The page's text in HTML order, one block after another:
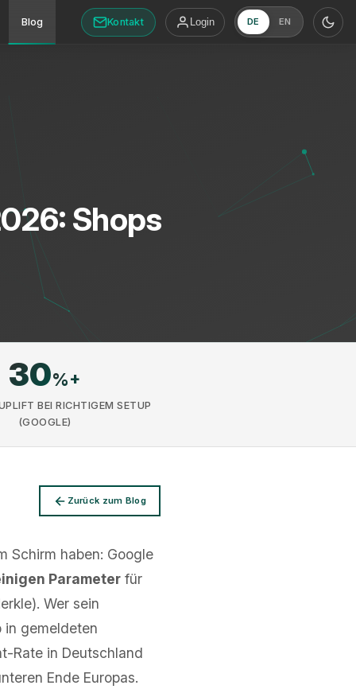
Blog Kontakt Login DE EN
Shops
30%+
BEI RICHTIGEM SETUP
(GOOGLE)
Zurück zum Blog
Schirm haben: Google
Parameter für
Wer sein
in gemeldeten
Rate in Deutschland
Ende Europas.